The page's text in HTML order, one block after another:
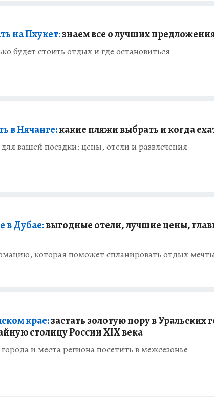
на Пхукет:знаем все о лучших
будет стоить отдых и где остановиться
в Нячанге:какие пляжи выбрать и когда
вашей поездки: цены, отели и развлечения
в Дубае:выгодные отели, лучшие цены,
которая поможет спланировать отдых
крае:застать золотую пору в Уральских
столицу России XIX века
и места региона посетить в межсезонье